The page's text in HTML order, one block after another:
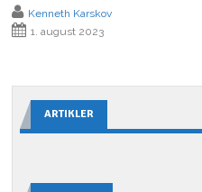
Kenneth Karskov
1. august 2023
ARTIKLER